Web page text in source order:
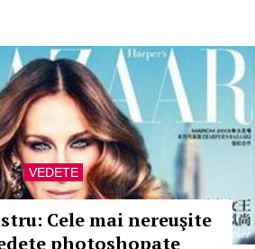
VEDETE
Cele mai nereuşite
photoshopate